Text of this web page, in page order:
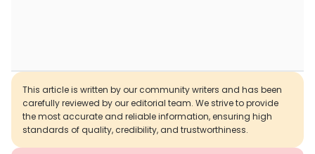
This article is written by our community writers and has been
carefully reviewed by our editorial team. We strive to provide
the most accurate and reliable information, ensuring high
standards of quality, credibility, and trustworthiness.